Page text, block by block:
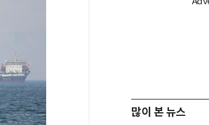
많이 본 뉴스